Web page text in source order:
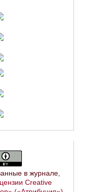
в журнале,
Creative